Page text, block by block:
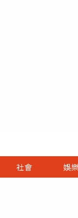
社會 娛樂
財經首頁
熱線
政